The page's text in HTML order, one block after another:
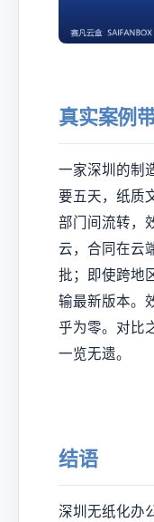
真实案例
一家深圳的制
要五天，纸质
部门间流转，
云，合同在云
批；即使跨地
输最新版本。
乎为零。对比
一览无遗。
结语
深圳无纸化办